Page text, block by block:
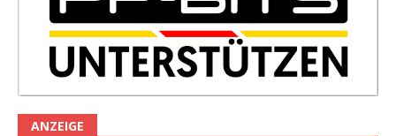
ANZEIGE